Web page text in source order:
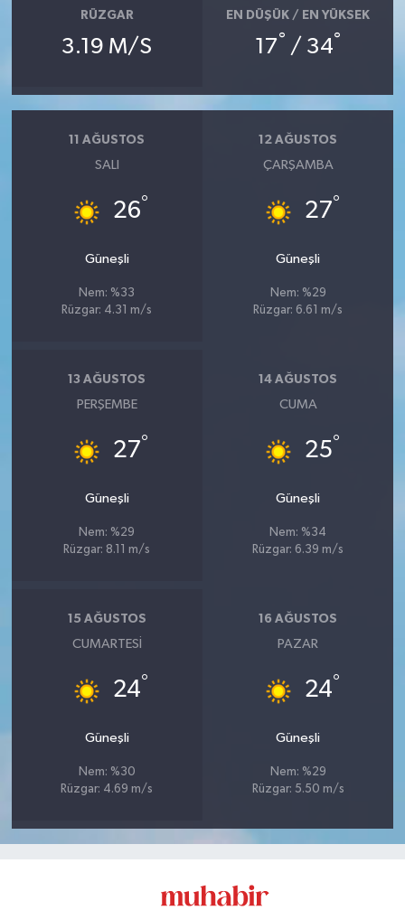
RÜZGAR
3.19 M/S
EN DÜŞÜK / EN YÜKSEK
17° / 34°
11 AĞUSTOS
SALI
26°
Güneşli
Nem: %33
Rüzgar: 4.31 m/s
12 AĞUSTOS
ÇARŞAMBA
27°
Güneşli
Nem: %29
Rüzgar: 6.61 m/s
13 AĞUSTOS
PERŞEMBE
27°
Güneşli
Nem: %29
Rüzgar: 8.11 m/s
14 AĞUSTOS
CUMA
25°
Güneşli
Nem: %34
Rüzgar: 6.39 m/s
15 AĞUSTOS
CUMARTESI
24°
Güneşli
Nem: %30
Rüzgar: 4.69 m/s
16 AĞUSTOS
PAZAR
24°
Güneşli
Nem: %29
Rüzgar: 5.50 m/s